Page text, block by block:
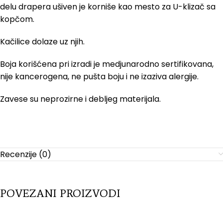
delu drapera ušiven je korniše kao mesto za U-klizač sa
kopčom.
Kačilice dolaze uz njih.
Boja korišćena pri izradi je medjunarodno sertifikovana,
nije kancerogena, ne pušta boju i ne izaziva alergije.
Zavese su neprozirne i debljeg materijala.
Recenzije (0)
POVEZANI PROIZVODI